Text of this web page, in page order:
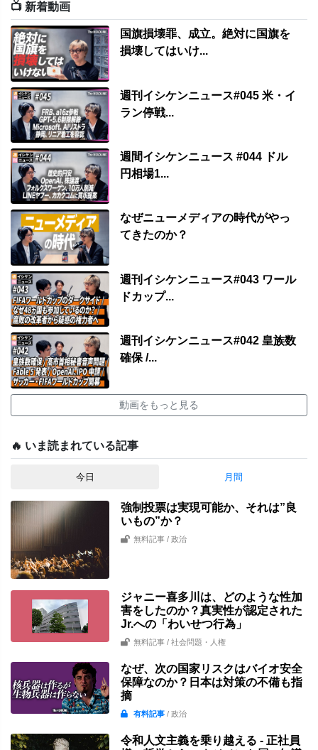
📺 新着動画
国旗損壊罪、成立。絶対に国旗を
損壊してはいけ...
週刊イシケンニュース#045 米・イ
ラン停戦...
週間イシケンニュース #044 ドル
円相場1...
なぜニューメディアの時代がやっ
てきたのか？
週刊イシケンニュース#043 ワール
ドカップ...
週刊イシケンニュース#042 皇族数
確保 /...
動画をもっと見る
🔥 いま読まれている記事
今日 月間
強制投票は実現可能か、それは”良
いもの”か？
無料記事 / 政治
ジャニー喜多川は、どのような性加
害をしたのか？真実性が認定された
Jr.への「わいせつ行為」
無料記事 / 社会問題・人権
なぜ、次の国家リスクはバイオ安全
保障なのか？日本は対策の不備も指
摘
有料記事/ 政治
令和人文主義を乗り越える - 正社員